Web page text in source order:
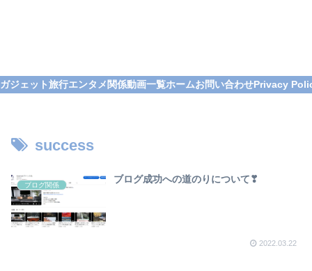
ガジェット旅行エンタメ関係動画一覧ホームお問い合わせPrivacy
success
ブログ関係
ブログ成功への道のりについて❣
2022.03.22